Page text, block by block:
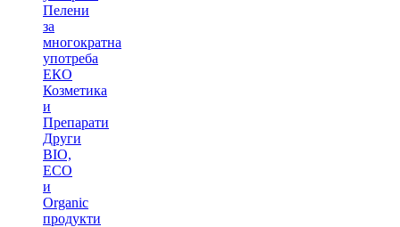
Пелени
за
многократна
употреба
ЕКО
Козметика
и
Препарати
Други
BIO,
ECO
и
Оrganic
продукти